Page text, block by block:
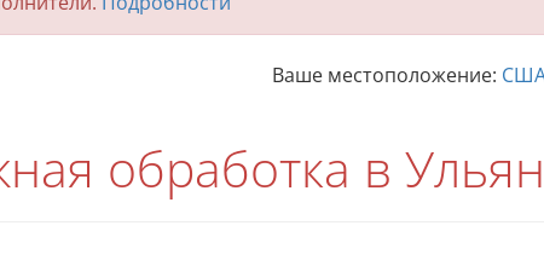
Ваше местоположение:
обработка в